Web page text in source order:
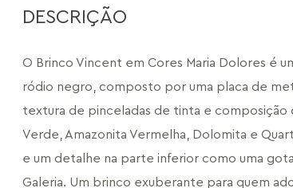
DESCRIÇÃO
O Brinco Vincent em Cores Maria Dolores é
ródio negro, composto por uma placa de
textura de pinceladas de tinta e composição
Verde, Amazonita Vermelha, Dolomita e
e um detalhe na parte inferior como uma
Galeria. Um brinco exuberante para quem